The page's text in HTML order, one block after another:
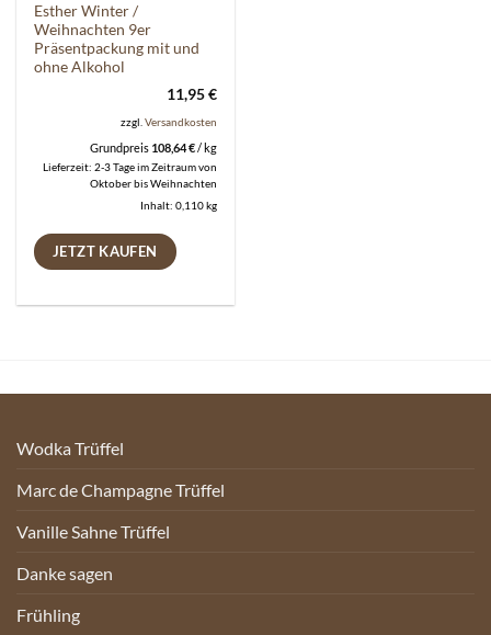
Esther Winter /
Weihnachten 9er
Präsentpackung mit und
ohne Alkohol
11,95€
zzgl.Versandkosten
Grundpreis 108,64€/kg
Lieferzeit: 2-3 Tage im Zeitraum von
Oktober bis Weihnachten
Inhalt: 0,110kg
JETZT KAUFEN
Wodka Trüffel
Marc de Champagne Trüffel
Vanille Sahne Trüffel
Danke sagen
Frühling